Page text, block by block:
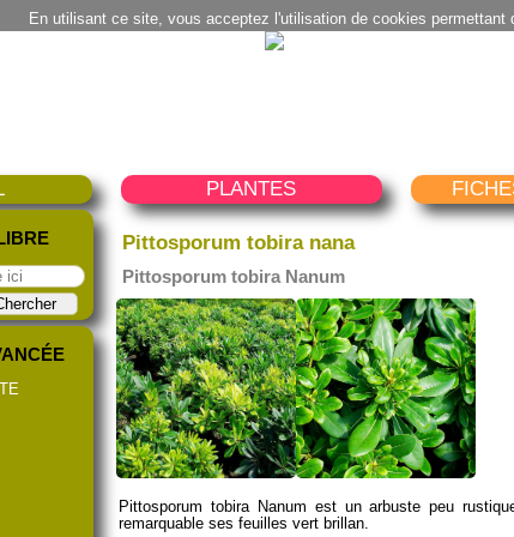
En utilisant ce site, vous acceptez l'utilisation de cookies permettant
PLANTES
Pittosporum tobira nana
Pittosporum tobira Nanum
Pittosporum tobira Nanum est un arbuste peu
remarquable ses feuilles vert brillan.